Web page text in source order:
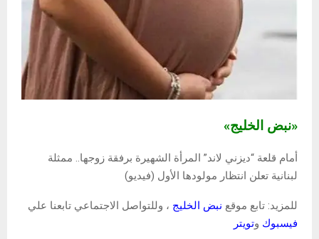
«نبض الخليج»
أمام قلعة “ديزني لاند” المرأة الشهيرة برفقة زوجها.. ممثلة
لبنانية تعلن انتظار مولودها الأول (فيديو)
للمزيد: تابع موقع نبض الخليج ، وللتواصل الاجتماعي تابعنا علي
فيسبوك وتويتر